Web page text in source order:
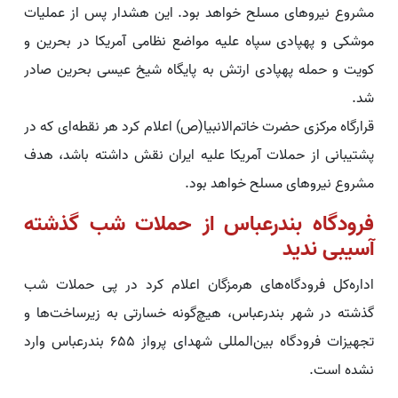
مشروع نیروهای مسلح خواهد بود. این هشدار پس از عملیات
موشکی و پهپادی سپاه علیه مواضع نظامی آمریکا در بحرین و
کویت و حمله پهپادی ارتش به پایگاه شیخ عیسی بحرین صادر
شد.
قرارگاه مرکزی حضرت خاتم‌الانبیا(ص) اعلام کرد هر نقطه‌ای که در
پشتیبانی از حملات آمریکا علیه ایران نقش داشته باشد، هدف
مشروع نیروهای مسلح خواهد بود.
فرودگاه بندرعباس از حملات شب گذشته
آسیبی ندید
اداره‌کل فرودگاه‌های هرمزگان اعلام کرد در پی حملات شب
گذشته در شهر بندرعباس، هیچ‌گونه خسارتی به زیرساخت‌ها و
تجهیزات فرودگاه بین‌المللی شهدای پرواز ۶۵۵ بندرعباس وارد
نشده است.